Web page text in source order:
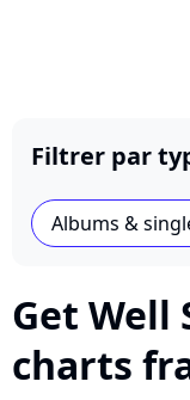
Filtrer par
Albums &
Get Well
charts